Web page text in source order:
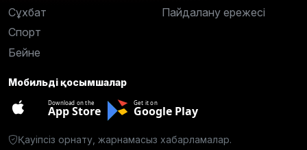
Сұхбат
Спорт
Бейне
Пайдалану ережесі
Мобильді қосымшалар
Download on the
App Store
Get it on
Google Play
Қауіпсіз орнату, жарнамасыз хабарламалар.